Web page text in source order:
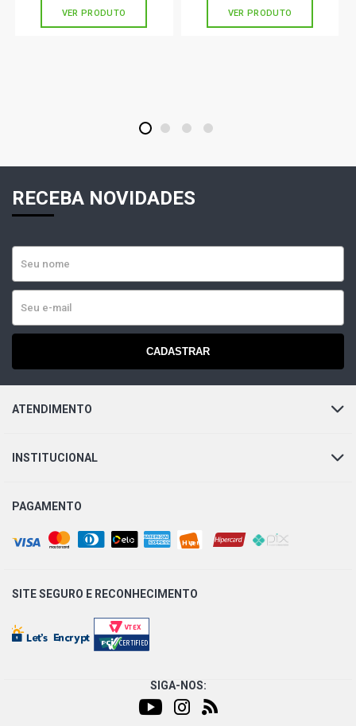
VER PRODUTO VER PRODUTO
1 2 3 4
RECEBA NOVIDADES
CADASTRAR
ATENDIMENTO
INSTITUCIONAL
PAGAMENTO
SITE SEGURO E RECONHECIMENTO
SIGA-NOS: